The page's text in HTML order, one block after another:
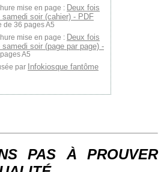
mise en page : Deux fois
soir (cahier) - PDF
de 36 pages A5
mise en page : Deux fois
soir (page par page) -
A5
par Infokiosque fantôme
PAS À PROUVER